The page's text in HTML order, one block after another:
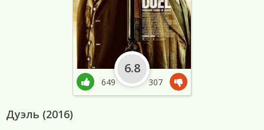
Дуэль (2016)
649
6.8
307